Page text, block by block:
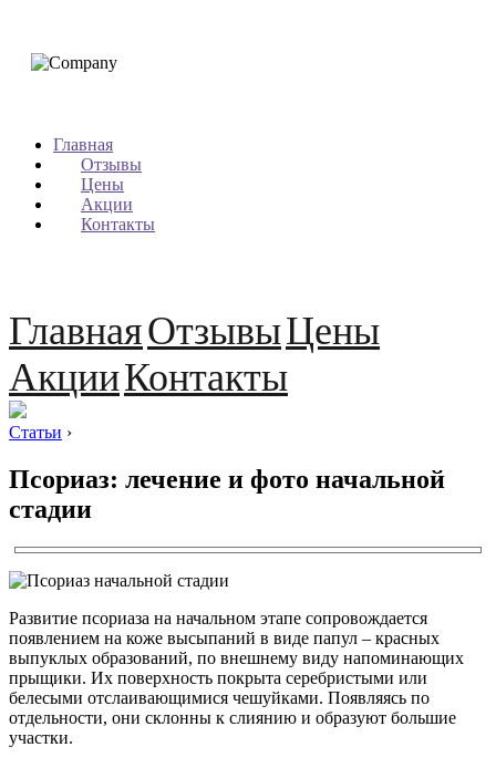
Главная
Отзывы
Цены
Акции
Контакты
ГлавнаяОтзывыЦены
АкцииКонтакты
Статьи ›
Псориаз: лечение и фото начальной
стадии
Развитие псориаза на начальном этапе сопровождается
появлением на коже высыпаний в виде папул – красных
выпуклых образований, по внешнему виду напоминающих
прыщики. Их поверхность покрыта серебристыми или
белесыми отслаивающимися чешуйками. Появляясь по
отдельности, они склонны к слиянию и образуют большие
участки.